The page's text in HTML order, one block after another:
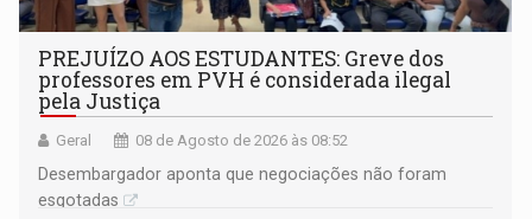
PREJUÍZO AOS ESTUDANTES: Greve dos
professores em PVH é considerada ilegal
pela Justiça
Geral 08 de Agosto de 2026 às 08:52
Desembargador aponta que negociações não foram
esgotadas